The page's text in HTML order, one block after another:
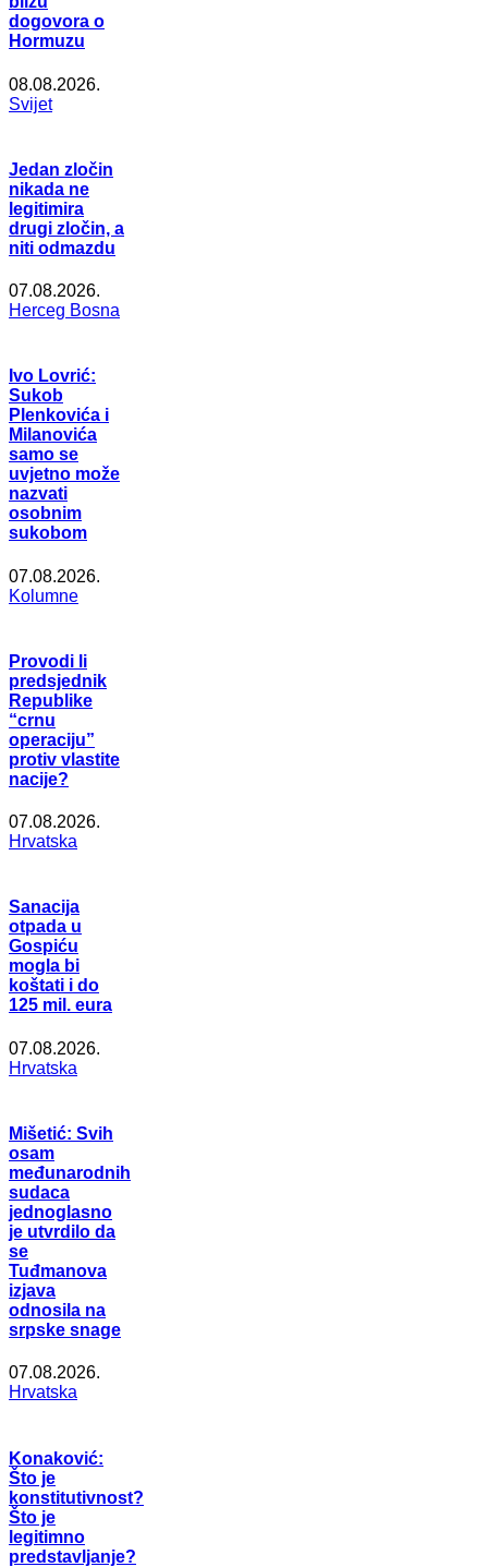
dogovora o
Hormuzu
08.08.2026.
Svijet
Jedan zločin
nikada ne
legitimira
drugi zločin, a
niti odmazdu
07.08.2026.
Herceg Bosna
Ivo Lovrić:
Sukob
Plenkovića i
Milanovića
samo se
uvjetno može
nazvati
osobnim
sukobom
07.08.2026.
Kolumne
Provodi li
predsjednik
Republike
“crnu
operaciju”
protiv vlastite
nacije?
07.08.2026.
Hrvatska
Sanacija
otpada u
Gospiću
mogla bi
koštati i do
125 mil. eura
07.08.2026.
Hrvatska
Mišetić: Svih
osam
međunarodnih
sudaca
jednoglasno
je utvrdilo da
se
Tuđmanova
izjava
odnosila na
srpske snage
07.08.2026.
Hrvatska
Konaković:
Što je
konstitutivnost?
Što je
legitimno
predstavljanje?